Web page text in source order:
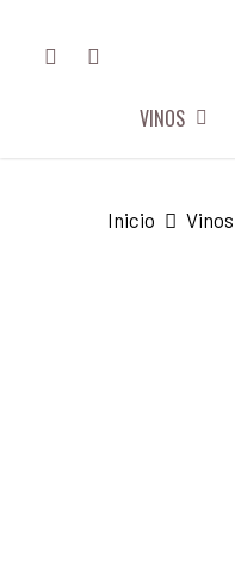
FACEBOOKINSTAGRAM
VINOS
Inicio Vinos